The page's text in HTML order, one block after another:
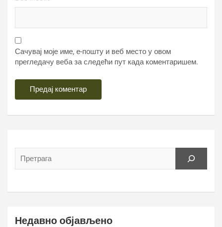
Сачувај моје име, е-пошту и веб место у овом
прегледачу веба за следећи пут када коментаришем.
Недавно објављено